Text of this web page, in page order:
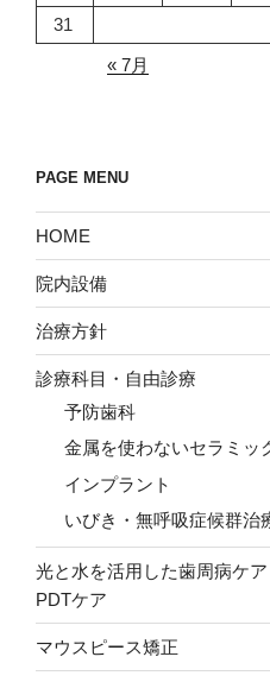
31
« 7月
PAGE MENU
HOME
院内設備
治療方針
診療科目・自由診療
予防歯科
金属を使わないセラミッ
インプラント
いびき・無呼吸症候群治
光と水を活用した歯周病ケ
PDTケア
マウスピース矯正